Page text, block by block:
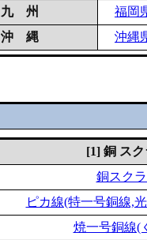
九 州
福岡
沖 縄
沖縄
[1] 銅 ス
銅スク
ピカ線(特一号銅線,
焼一号銅線(